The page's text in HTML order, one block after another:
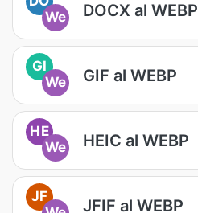
We
DOCX al WEBP
GI
We
GIF al WEBP
HE
We
HEIC al WEBP
JF
JFIF al WEBP